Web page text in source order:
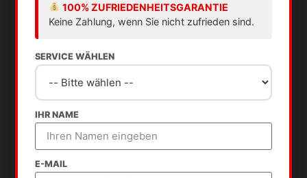
100% ZUFRIEDENHEITSGARANTIE
Keine Zahlung, wenn Sie nicht zufrieden sind.
SERVICE WÄHLEN
IHR NAME
E-MAIL